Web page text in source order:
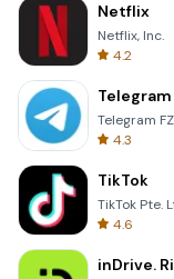
Netflix
Netflix, Inc.
4.2
Telegram
Telegram
4.3
TikTok
TikTok Pte.
4.6
inDrive.